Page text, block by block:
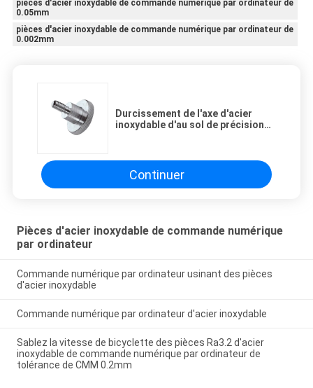
pièces d'acier inoxydable de commande numérique par ordinateur de
0.05mm
pièces d'acier inoxydable de commande numérique par ordinateur de
0.002mm
Durcissement de l'axe d'acier
inoxydable d'au sol de précision
Continuer
Pièces d'acier inoxydable de commande numérique
par ordinateur
Commande numérique par ordinateur usinant des pièces
d'acier inoxydable
Commande numérique par ordinateur d'acier inoxydable
Sablez la vitesse de bicyclette des pièces Ra3.2 d'acier
inoxydable de commande numérique par ordinateur de
tolérance de CMM 0.2mm